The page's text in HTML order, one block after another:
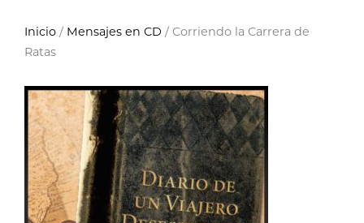
Inicio / Mensajes en CD / Corriendo la Carrera de
Ratas